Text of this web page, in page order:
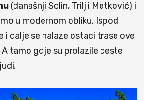
(današnji Solin, Trilj i Metković) i
u modernom obliku. Ispod
i dalje se nalaze ostaci trase ove
tamo gdje su prolazile ceste